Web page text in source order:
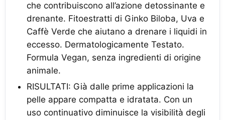
che contribuiscono all’azione detossinante e
drenante. Fitoestratti di Ginko Biloba, Uva e
Caffè Verde che aiutano a drenare i liquidi in
eccesso. Dermatologicamente Testato.
Formula Vegan, senza ingredienti di origine
animale.
RISULTATI: Già dalle prime applicazioni la
pelle appare compatta e idratata. Con un
uso continuativo diminuisce la visibilità degli